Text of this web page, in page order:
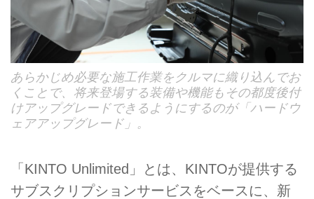
あらかじめ必要な施工作業をクルマに織り込んでお
くことで、将来登場する装備や機能もその都度後付
けアップグレードできるようにするのが「ハードウ
ェアアップグレード」。
「KINTO Unlimited」とは、KINTOが提供する
サブスクリプションサービスをベースに、新